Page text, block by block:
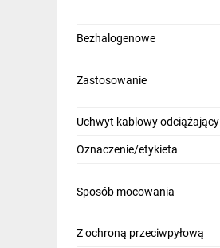
Bezhalogenowe
Zastosowanie
Uchwyt kablowy odciążający
Oznaczenie/etykieta
Sposób mocowania
Z ochroną przeciwpyłową